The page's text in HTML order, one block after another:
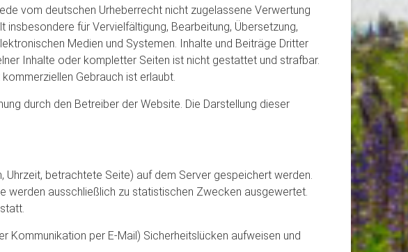
vom deutschen Urheberrecht nicht zugelassene Verwertung
für Vervielfältigung, Bearbeitung, Übersetzung,
Medien und Systemen. Inhalte und Beiträge Dritter
Inhalte oder kompletter Seiten ist nicht gestattet und strafbar.
Gebrauch ist erlaubt.
durch den Betreiber der Website. Die Darstellung dieser
betrachtete Seite) auf dem Server gespeichert werden.
werden ausschließlich zu statistischen Zwecken ausgewertet.
Kommunikation per E-Mail) Sicherheitslücken aufweisen und